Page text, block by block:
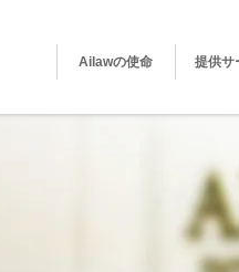
Ailawの使命 提供サ